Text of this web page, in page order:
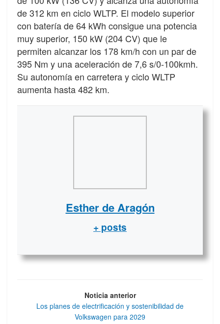
de 312 km en ciclo WLTP. El modelo superior
con batería de 64 kWh consigue una potencia
muy superior, 150 kW (204 CV) que le
permiten alcanzar los 178 km/h con un par de
395 Nm y una aceleración de 7,6 s/0-100kmh.
Su autonomía en carretera y ciclo WLTP
aumenta hasta 482 km.
Esther de Aragón
+ posts
Noticia anterior
Los planes de electrificación y sostenibilidad de
Volkswagen para 2029